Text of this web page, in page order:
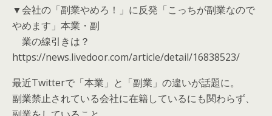
▼会社の「副業やめろ！」に反発「こっちが副業なので
やめます」本業・副
業の線引きは？
https://news.livedoor.com/article/detail/16838523/
最近Twitterで「本業」と「副業」の違いが話題に。
副業禁止されている会社に在籍しているにも関わらず、